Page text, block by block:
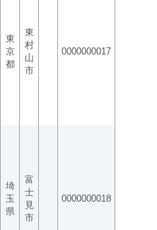
東
京
都
東
村
山
市
0000000017
埼
玉
県
富
士
見
市
0000000018